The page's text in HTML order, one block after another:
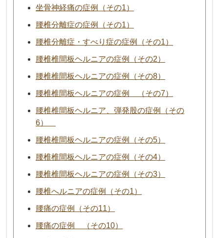
坐骨神経痛の症例（その1）
腰椎分離症の症例（その1）
腰椎分離症・すべり症の症例（その1）
腰椎椎間板ヘルニアの症例（その2）
腰椎椎間板ヘルニアの症例（その8）
腰椎椎間板ヘルニアの症例 （その7）
腰椎椎間板ヘルニア、弾発股の症例（その
6）
腰椎椎間板ヘルニアの症例（その5）
腰椎椎間板ヘルニアの症例（その4）
腰椎椎間板ヘルニアの症例（その3）
腰椎へルニアの症例（その1）
腰痛の症例（その11）
腰痛の症例 （その10）